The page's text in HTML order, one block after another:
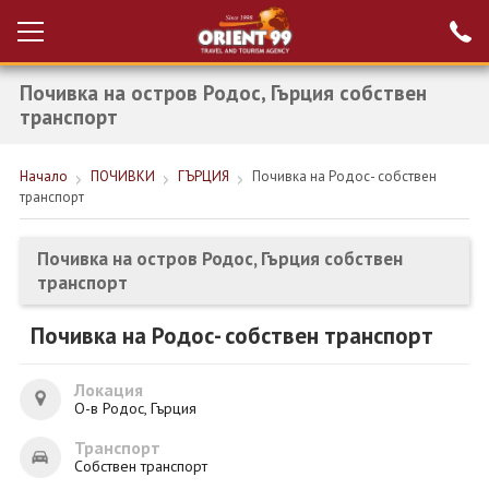
Вход за агенти
Проверка на
резервация
НОВА ГОДИНА ТУРЦИЯ
ПОЧИВКИ
КРУИЗИ
ЕКЗОТИКА
Почивка на остров Родос, Гърция собствен
транспорт
Начало ПОЧИВКИ ГЪРЦИЯ
Почивка на Родос- собствен
транспорт
Почивка на остров Родос, Гърция собствен
транспорт
Почивка на Родос- собствен транспорт
Локация
О-в Родос, Гърция
Транспорт
Собствен транспорт